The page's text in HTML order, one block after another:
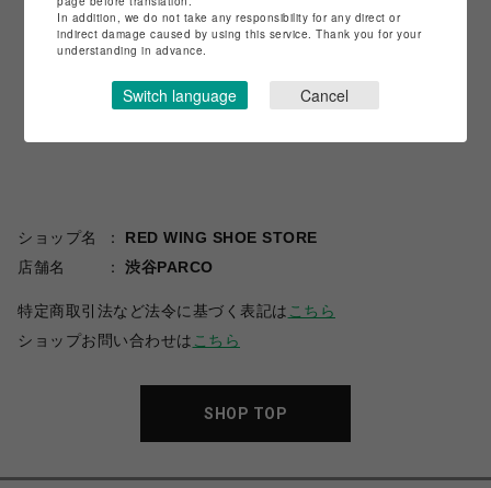
ショップ名
RED WING SHOE STORE
店舗名
渋谷PARCO
特定商取引法など法令に基づく表記は こちら
ショップお問い合わせは こちら
SHOP TOP
In addition, we do not take any responsibility for any direct or
indirect damage caused by using this service. Thank you for your
understanding in advance.
Switch language Cancel